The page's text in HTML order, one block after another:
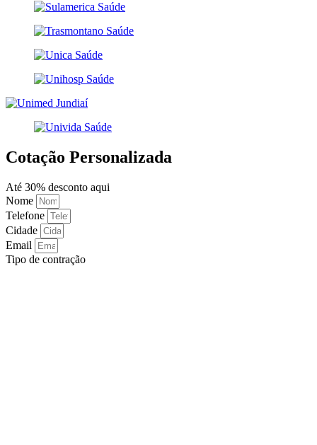
Cotação Personalizada
Até 30% desconto aqui
Nome
Telefone
Cidade
Email
Tipo de contração